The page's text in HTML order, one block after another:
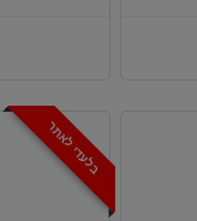
בלעדי לאתר